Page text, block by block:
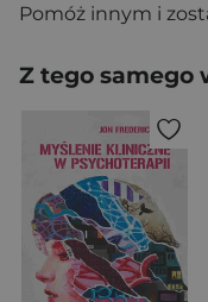
Pomóż innym i
Z tego samego